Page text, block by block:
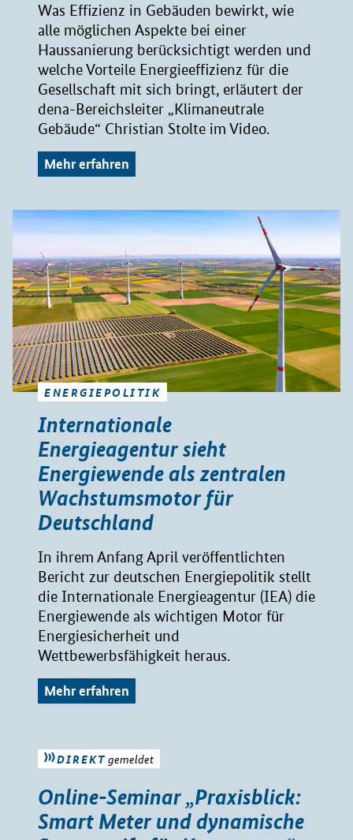
Was Effizienz in Gebäuden bewirkt, wie
alle möglichen Aspekte bei einer
Haussanierung berücksichtigt werden und
welche Vorteile Energieeffizienz für die
Gesellschaft mit sich bringt, erläutert der
dena-Bereichsleiter „Klimaneutrale
Gebäude“ Christian Stolte im Video.
Mehr erfahren
ENERGIEPOLITIK
Internationale
Energieagentur sieht
Energiewende als zentralen
Wachstumsmotor für
Deutschland
In ihrem Anfang April veröffentlichten
Bericht zur deutschen Energiepolitik stellt
die Internationale Energieagentur (IEA) die
Energiewende als wichtigen Motor für
Energiesicherheit und
Wettbewerbsfähigkeit heraus.
Mehr erfahren
DIREKT gemeldet
Online-Seminar „Praxisblick:
Smart Meter und dynamische